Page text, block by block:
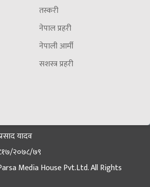
तस्करी
नेपाल प्रहरी
नेपाली आर्मी
सशस्त्र प्रहरी
यादव
२०७८/७९
Media House Pvt.Ltd. All Rights